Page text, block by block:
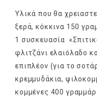
Υλικά που θα
ξερά, κόκκινα 150
1 συσκευασία
φλιτζάνι ελαιόλαδο
επιπλέον (για το
κρεμμυδάκια,
κομμένες 400